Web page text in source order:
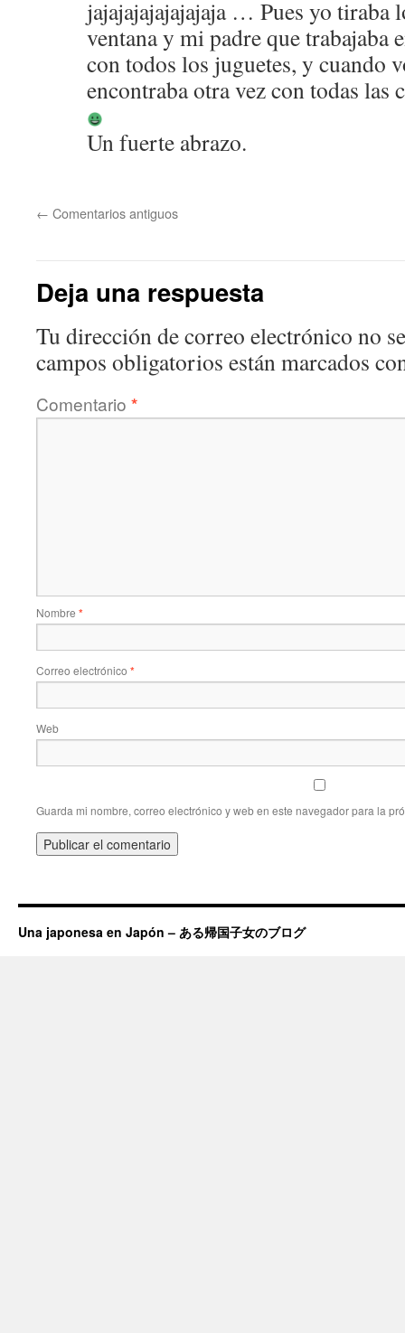
jajajajajajajajaja … Pues yo tiraba
ventana y mi padre que trabajaba
con todos los juguetes, y cuando
encontraba otra vez con todas las
Un fuerte abrazo.
← Comentarios antiguos
Deja una respuesta
Tu dirección de correo electrónico no
campos obligatorios están marcados
Comentario *
Nombre *
Correo electrónico *
Web
Guarda mi nombre, correo electrónico y web en este navegador para la
Una japonesa en Japón – ある帰国子女のブログ